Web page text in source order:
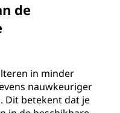
de
in minder
nauwkeuriger
Dit betekent dat je